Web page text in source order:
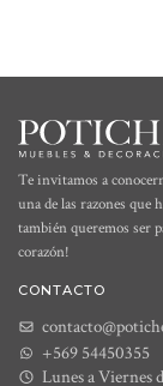
Te invitamos a
una de las razones
también queremos ser
corazón!
CONTACTO
+569 54450355
Lunes a Viernes